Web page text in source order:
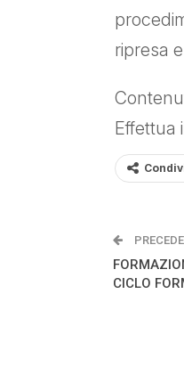
ripresa
Effettua
CICLO